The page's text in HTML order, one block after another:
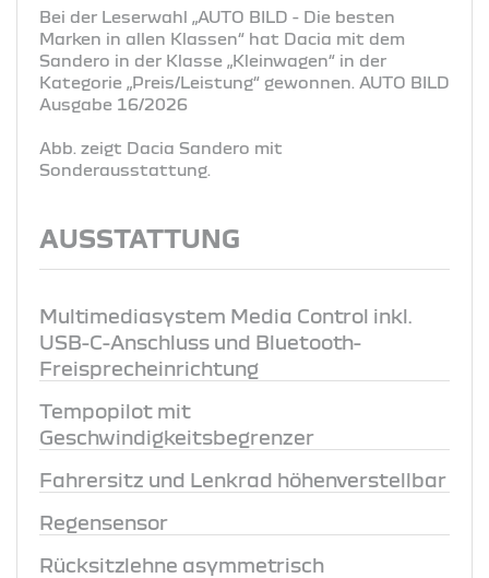
Bei der Leserwahl „AUTO BILD - Die besten
Marken in allen Klassen“ hat Dacia mit dem
Sandero in der Klasse „Kleinwagen“ in der
Kategorie „Preis/Leistung“ gewonnen. AUTO BILD
Ausgabe 16/2026
Abb. zeigt Dacia Sandero mit
Sonderausstattung.
AUSSTATTUNG
Multimediasystem Media Control inkl.
USB-C-Anschluss und Bluetooth-
Freisprecheinrichtung
Tempopilot mit
Geschwindigkeitsbegrenzer
Fahrersitz und Lenkrad höhenverstellbar
Regensensor
Rücksitzlehne asymmetrisch